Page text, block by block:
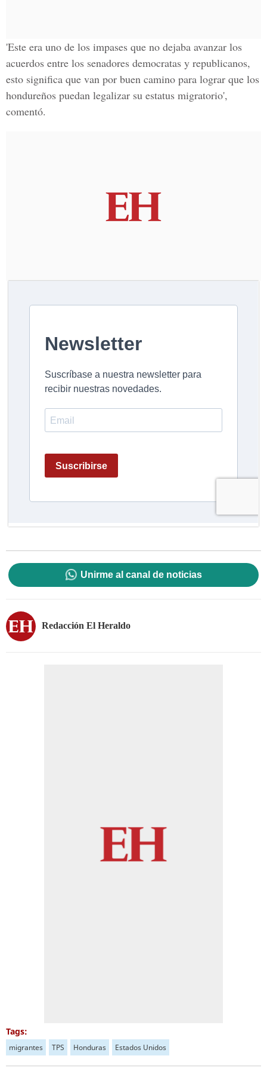
'Este era uno de los impases que no dejaba avanzar los
acuerdos entre los senadores democratas y republicanos,
esto significa que van por buen camino para lograr que los
hondureños puedan legalizar su estatus migratorio',
comentó.
Unirme al canal de noticias
Redacción El Heraldo
Tags:
migrantes TPS Honduras Estados Unidos